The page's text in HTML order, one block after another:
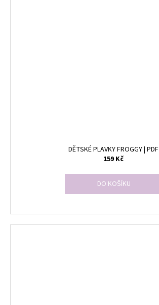
DĚTSKÉ PLAVKY FROGGY | PDF
159 Kč
DO KOŠÍKU